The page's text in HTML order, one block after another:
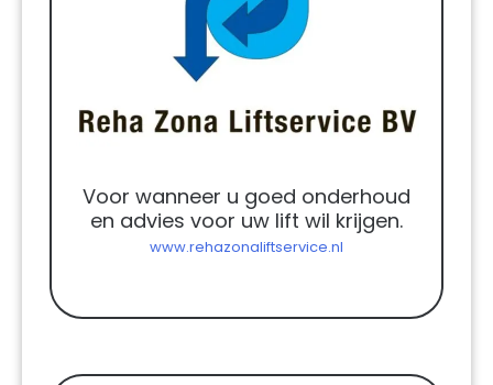
Voor wanneer u goed onderhoud
en advies voor uw lift wil krijgen.
www.rehazonaliftservice.nl